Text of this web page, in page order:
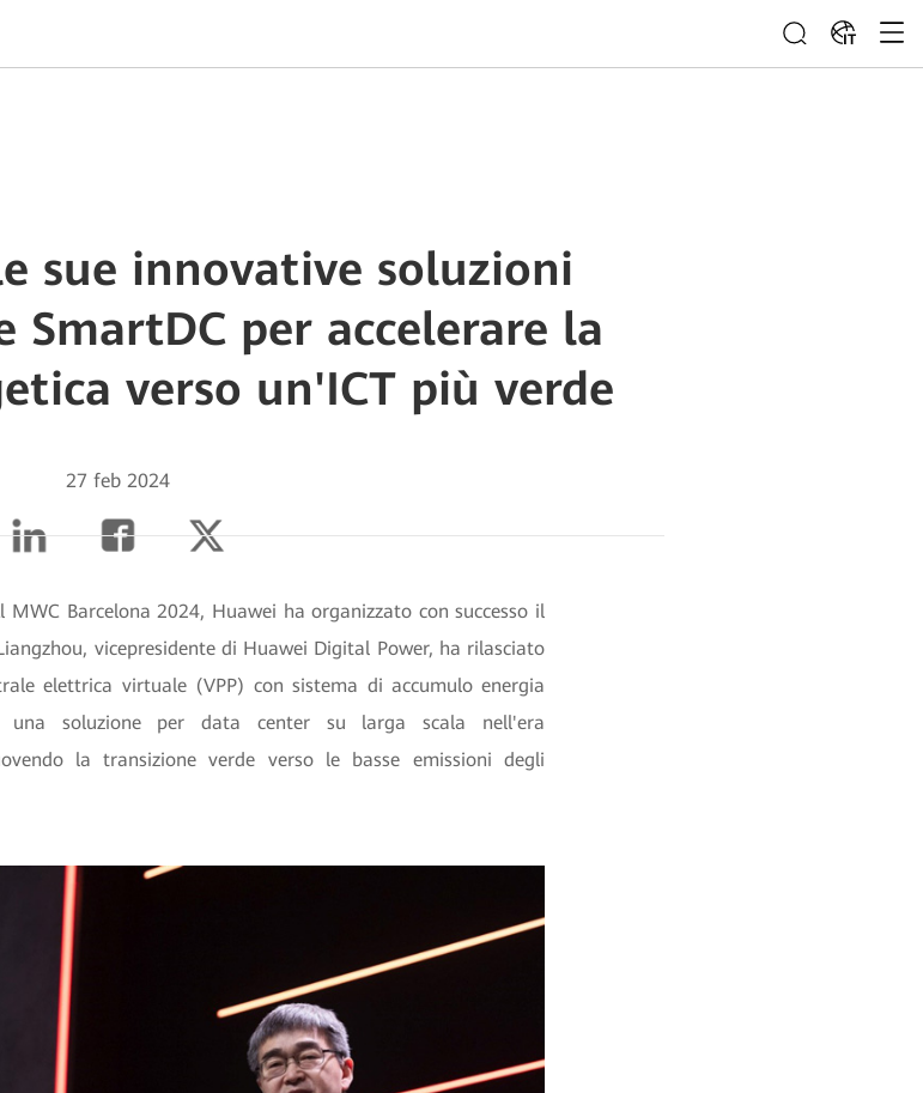
IT
sue innovative soluzioni
SmartDC per accelerare la
verso un'ICT più verde
27 feb 2024
Barcelona 2024, Huawei ha organizzato con successo il
vicepresidente di Huawei Digital Power, ha rilasciato
elettrica virtuale (VPP) con sistema di accumulo energia
una soluzione per data center su larga scala nell'era
la transizione verde verso le basse emissioni degli